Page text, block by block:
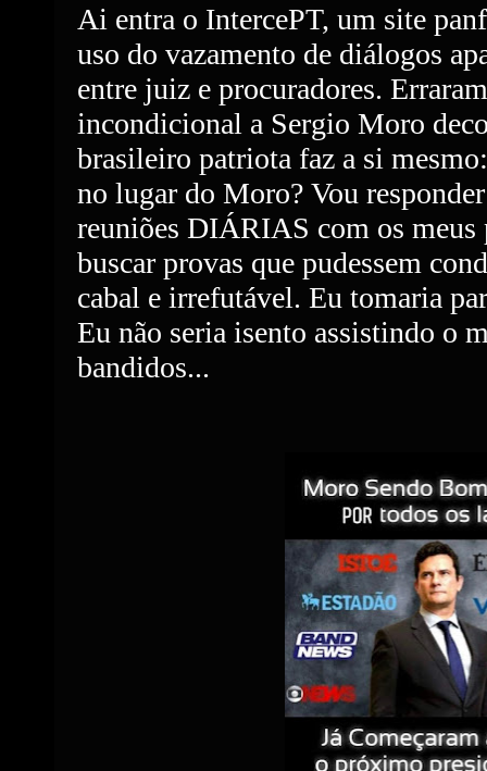
Ai entra o IntercePT, um site
uso do vazamento de diálogos
entre juiz e procuradores.
incondicional a Sergio Moro
brasileiro patriota faz a si
no lugar do Moro? Vou
reuniões DIÁRIAS com os meus
buscar provas que pudessem
cabal e irrefutável. Eu tomaria
Eu não seria isento assistindo o
bandidos...